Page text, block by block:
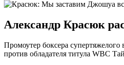
Александр Красюк
Промоутер боксера
против обладателя титула WBC